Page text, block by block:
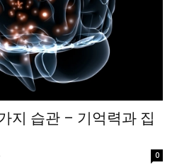
지 습관 – 기억력과 집
0